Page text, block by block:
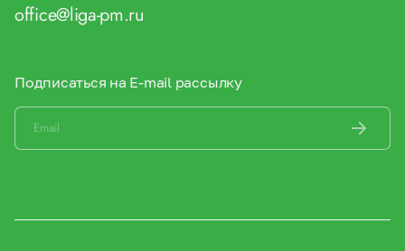
office@liga-pm.ru
Подписаться на E-mail рассылку